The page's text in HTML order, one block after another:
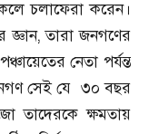
চলাফেরা করেন।
জ্ঞান,তারা জনগণের
নেতা পর্যন্ত
সেই যে ৩০ বছর
তাদেরকে ক্ষমতায়